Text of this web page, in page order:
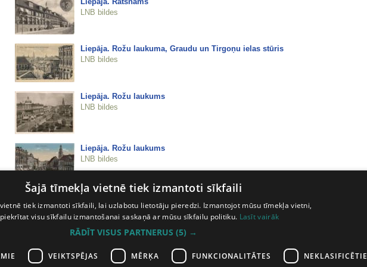
LNB bildes
Liepāja. Rožu laukuma, Graudu un Tirgoņu ielas stūris
LNB bildes
Liepāja. Rožu laukums
LNB bildes
Liepāja. Rožu laukums
LNB bildes
Liepāja. Rožu laukums
LNB bildes
LNB bildes
Šajā tīmekļa vietnē tiek izmantoti sīkfaili
tiek izmantoti sīkfaili, lai uzlabotu lietotāju pieredzi. Izmantojot mūsu tīmekļa vietni,
visu sīkfailu izmantošanai saskaņā ar mūsu sīkfailu politiku. Lasīt vairāk
RĀDĪT VISUS PARTNERUS (5) →
VEIKTSPĒJAS MĒRĶA FUNKCIONALITĀTES NEKLASIFICĒTIE